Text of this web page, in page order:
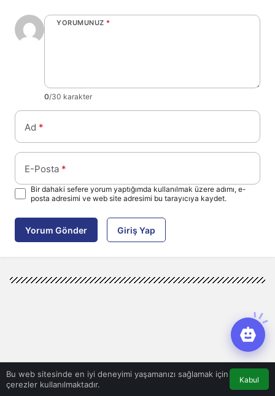
YORUMUNUZ *
0/30 karakter
Ad *
E-Posta *
Bir dahaki sefere yorum yaptığımda kullanılmak üzere adımı, e-
posta adresimi ve web site adresimi bu tarayıcıya kaydet.
Yorum Gönder Giriş Yap
Bu web sitesinde en iyi deneyimi yaşamanızı sağlamak için
çerezler kullanılmaktadır.
Kabul